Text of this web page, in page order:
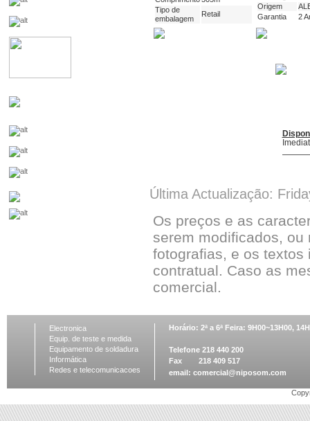
Tipo de
embalagem
Retail
Origem
Garantia
2
Última Actualização:
Os preços e as
serem modificados, ou
fotografias, e os
contratual. Caso as
comercial.
Electronica
Equip. de teste e medida
Equipamento de soldadura
Informática
Redes e telecomunicacoes
Horário: 2ª a 6ª Feira: 9H00~13H00,
Telefone 218 440 200
Fax 218 409 517
email: comercial@niposom.com